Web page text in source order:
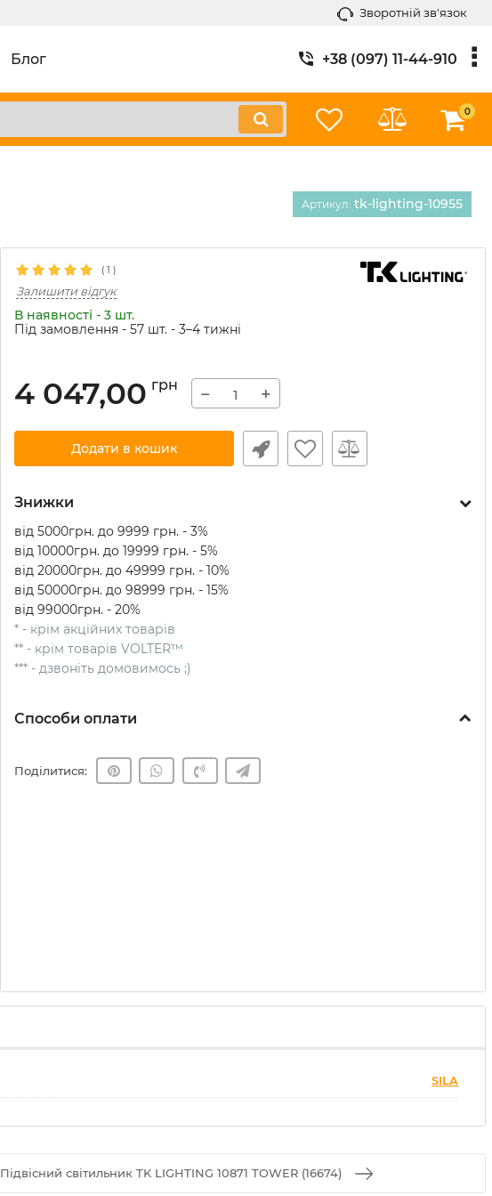
Зворотній зв'язок
Блог +38 (097) 11-44-910
0
Артикул: tk-lighting-10955
( 1 )
Залишити відгук
В наявності - 3 шт.
Під замовлення - 57 шт. - 3–4 тижні
4 047,00 грн − +
Додати в кошик
Знижки
від 5000грн. до 9999 грн. - 3%
від 10000грн. до 19999 грн. - 5%
від 20000грн. до 49999 грн. - 10%
від 50000грн. до 98999 грн. - 15%
від 99000грн. - 20%
* - крім акційних товарів
** - крім товарів VOLTER™
*** - дзвоніть домовимось ;)
Способи оплати
Поділитися:
SILA
Підвісний світильник TK LIGHTING 10871 TOWER (16674)